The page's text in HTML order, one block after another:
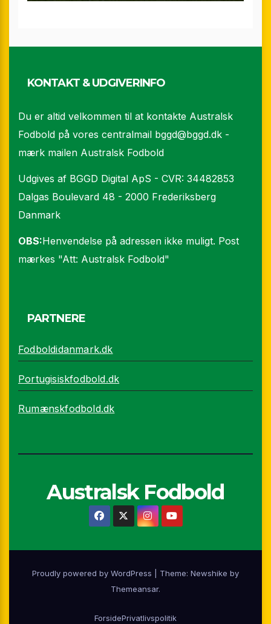
KONTAKT & UDGIVERINFO
Du er altid velkommen til at kontakte Australsk
Fodbold på vores centralmail bggd@bggd.dk -
mærk mailen Australsk Fodbold
Udgives af BGGD Digital ApS - CVR: 34482853
Dalgas Boulevard 48 - 2000 Frederiksberg
Danmark
OBS:Henvendelse på adressen ikke muligt. Post
mærkes "Att: Australsk Fodbold"
PARTNERE
Fodboldidanmark.dk
Portugisiskfodbold.dk
Rumænskfodbold.dk
Australsk Fodbold
Proudly powered by WordPress Theme: Newshike by
Themeansar.
ForsidePrivatlivspolitik